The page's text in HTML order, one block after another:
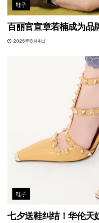
鞋子
百丽官宣章若楠成为品
2026年8月4日
鞋子
七夕送鞋纠结！华伦天